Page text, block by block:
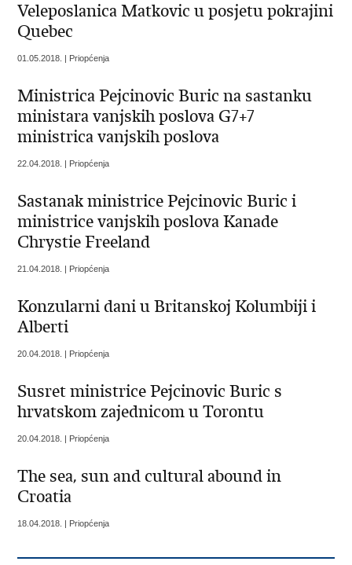
Veleposlanica Matkovic u posjetu pokrajini
Quebec
01.05.2018. | Priopćenja
Ministrica Pejcinovic Buric na sastanku
ministara vanjskih poslova G7+7
ministrica vanjskih poslova
22.04.2018. | Priopćenja
Sastanak ministrice Pejcinovic Buric i
ministrice vanjskih poslova Kanade
Chrystie Freeland
21.04.2018. | Priopćenja
Konzularni dani u Britanskoj Kolumbiji i
Alberti
20.04.2018. | Priopćenja
Susret ministrice Pejcinovic Buric s
hrvatskom zajednicom u Torontu
20.04.2018. | Priopćenja
The sea, sun and cultural abound in
Croatia
18.04.2018. | Priopćenja